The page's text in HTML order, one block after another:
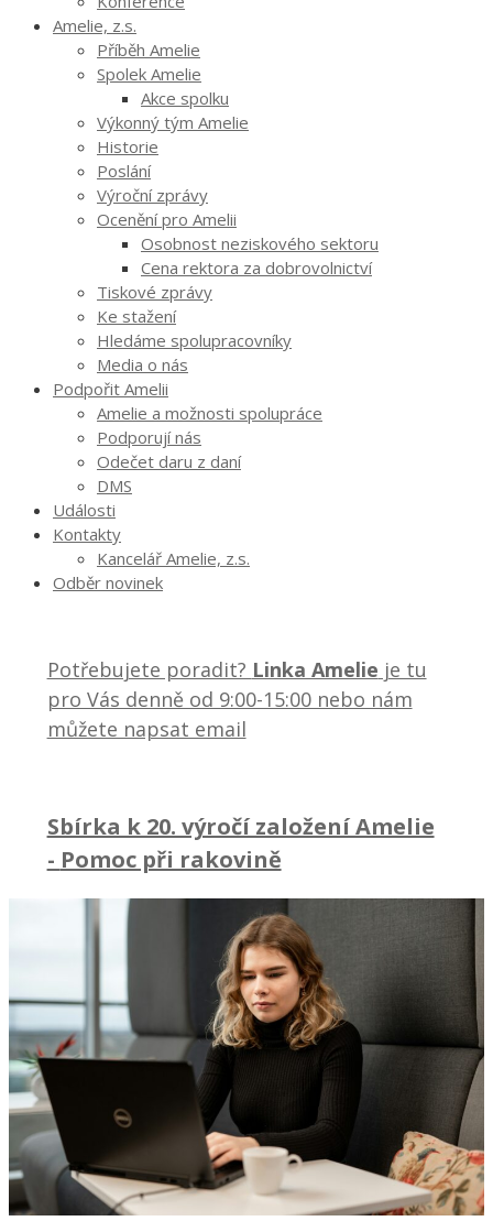
Amelie, z.s.
Příběh Amelie
Spolek Amelie
Akce spolku
Výkonný tým Amelie
Historie
Poslání
Výroční zprávy
Ocenění pro Amelii
Osobnost neziskového sektoru
Cena rektora za dobrovolnictví
Tiskové zprávy
Ke stažení
Hledáme spolupracovníky
Media o nás
Podpořit Amelii
Amelie a možnosti spolupráce
Podporují nás
Odečet daru z daní
DMS
Události
Kontakty
Kancelář Amelie, z.s.
Odběr novinek
Potřebujete poradit? Linka Amelie je tu
pro Vás denně od 9:00-15:00 nebo nám
můžete napsat email
Sbírka k 20. výročí založení Amelie
- Pomoc při rakovině